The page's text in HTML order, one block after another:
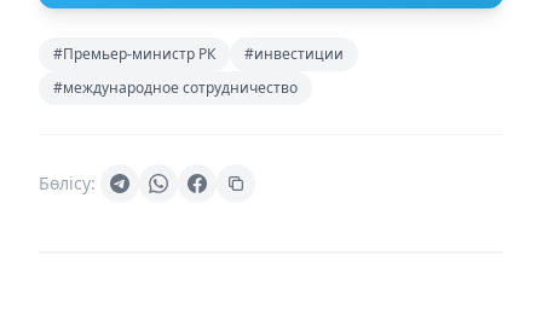
#Премьер-министр РК
#инвестиции
#международное сотрудничество
Бөлісу: